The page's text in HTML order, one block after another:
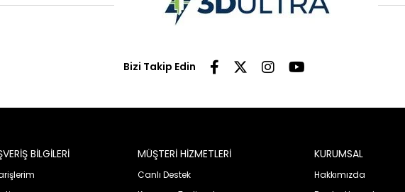
Bizi Takip Edin
BİLGİLERİ MÜŞTERİ HİZMETLERİ
Canlı Destek
KURUMSAL
Hakkımızda